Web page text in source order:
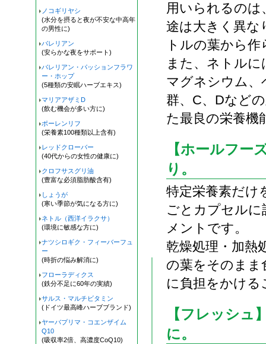
用いられるのは
途は大きく異な
トルの葉から
また、ネトル
マグネシウム
群、C、Dなど
た最良の栄養機
【ホールフー
り。
特定栄養素だけ
ごとカプセル
メントです。
乾燥処理・加熱
の葉をそのまま
に負担をかけ
【フレッシュ
に。
ノコギリヤシ
(水分を摂ると夜が不安な中高年
の男性に)
バレリアン
(安らかな夜をサポート)
バレリアン・パッションフラワ
ー・ホップ
(5種類の安眠ハーブエキス)
マリアアザミD
(飲む機会が多い方に)
ポーレンリフ
(栄養素100種類以上含有)
レッドクローバー
(40代からの女性の健康に)
クロフサスグリ油
(豊富な必須脂肪酸含有)
しょうが
(寒い季節が気になる方に)
ネトル（西洋イラクサ）
(環境に敏感な方に)
ナツシロギク・フィーバーフュ
ー
(時折の悩み解消に)
フローラディクス
(鉄分不足に60年の実績)
サルス・マルチビタミン
(ドイツ最高峰ハーブブランド)
ヤーバプリマ・コエンザイム
Q10
(吸収率2倍、高濃度CoQ10)